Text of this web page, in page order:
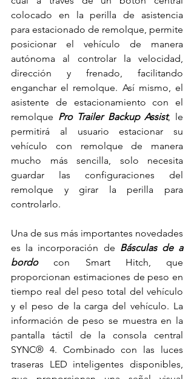
colocado en la perilla de asistencia
para estacionado de remolque, permite
posicionar el vehículo de manera
autónoma al controlar la velocidad,
dirección y frenado, facilitando
enganchar el remolque. Así mismo, el
asistente de estacionamiento con el
remolque Pro Trailer Backup Assist, le
permitirá al usuario estacionar su
vehículo con remolque de manera
mucho más sencilla, solo necesita
guardar las configuraciones del
remolque y girar la perilla para
controlarlo.
Una de sus más importantes novedades
es la incorporación de Básculas de a
bordo con Smart Hitch, que
proporcionan estimaciones de peso en
tiempo real del peso total del vehículo
y el peso de la carga del vehículo. La
información de peso se muestra en la
pantalla táctil de la consola central
SYNC® 4. Combinado con las luces
traseras LED inteligentes disponibles,